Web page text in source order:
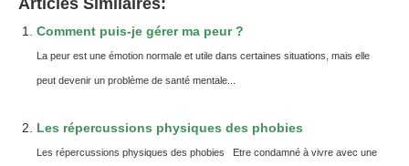
Articles Similaires:
Comment puis-je gérer ma peur ?
La peur est une émotion normale et utile dans certaines situations, mais elle
peut devenir un problème de santé mentale...
Les répercussions physiques des phobies
Les répercussions physiques des phobies Etre condamné à vivre avec une